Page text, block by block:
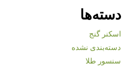
دسته‌ها
اسکنر گنج
دسته‌بندی نشده
سنسور طلا